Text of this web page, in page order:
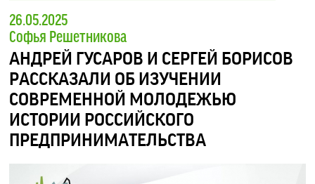
26.05.2025
Софья Решетникова
АНДРЕЙ ГУСАРОВ И СЕРГЕЙ БОРИСОВ
РАССКАЗАЛИ ОБ ИЗУЧЕНИИ
СОВРЕМЕННОЙ МОЛОДЕЖЬЮ
ИСТОРИИ РОССИЙСКОГО
ПРЕДПРИНИМАТЕЛЬСТВА